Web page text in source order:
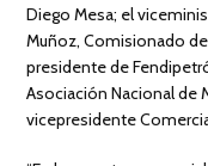
Diego Mesa; el
Muñoz, Comisionado de
presidente de
Asociación Nacional de
vicepresidente